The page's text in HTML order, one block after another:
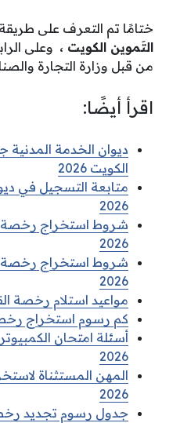
ختامًا تم التعرف على طريقة
التَموين الكويت ، وعلى
من قبل وزارة التجارة
اقرأ أيضًا:
ديوان الخدمة المدنية
الكويت 2026
متابعة التسجيل في
2026
شروط استخراج رخصة
2026
شروط استخراج رخصة
2026
مواعيد استلام رخصة
كم رسوم استخراج رخصة
أسئلة امتحان
2026
المهن المستثناة
2026
جدول رسوم تجديد رخصة